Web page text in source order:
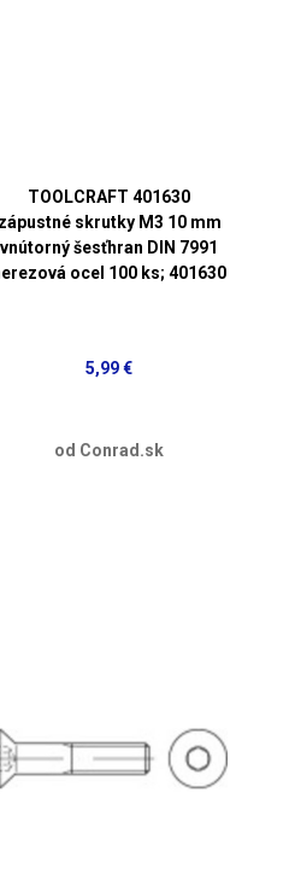
TOOLCRAFT 401630
zápustné skrutky M3 10 mm
vnútorný šesťhran DIN 7991
ocel 100 ks; 401630
5,99 €
od Conrad.sk